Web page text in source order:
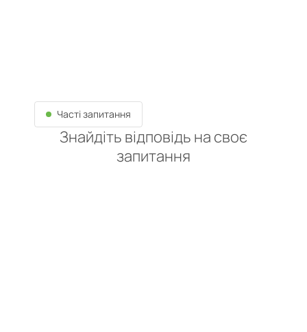
Часті запитання
Знайдіть відповідь на своє
запитання